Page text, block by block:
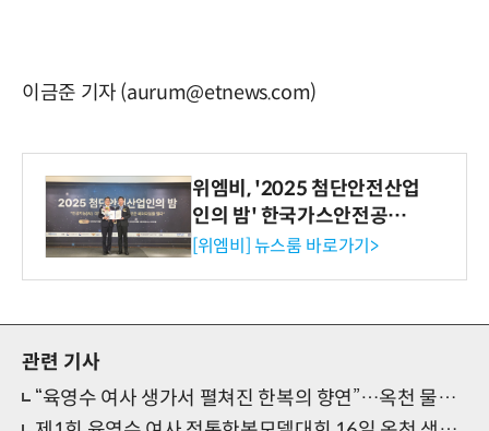
이금준 기자 (aurum@etnews.com)
위엠비, '2025 첨단안전산업
인의 밤' 한국가스안전공사
사장상 수상
[위엠비] 뉴스룸 바로가기>
관련 기사
“육영수 여사 생가서 펼쳐진 한복의 향연”…옥천 물들인 전통문화 축제